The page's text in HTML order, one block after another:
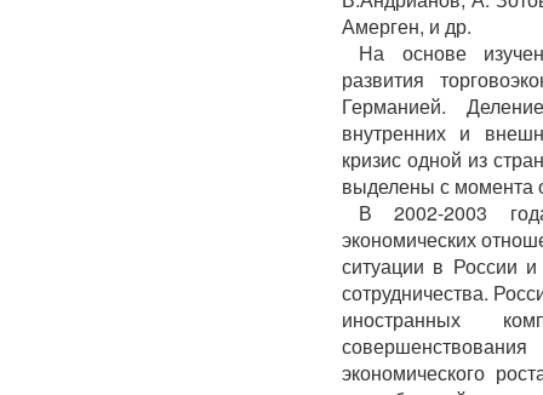
Амерген, и др.
На основе
развития
Германией.
внутренних и
кризис одной из
выделены с момента
В 2002-2003
экономических
ситуации в России
сотрудничества.
иностранных
экономического